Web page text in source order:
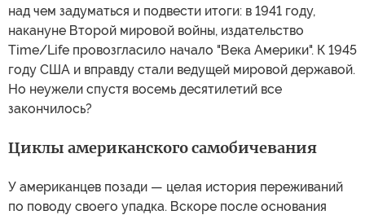
над чем задуматься и подвести итоги: в 1941 году,
накануне Второй мировой войны, издательство
Time/Life провозгласило начало "Века Америки". К 1945
году США и вправду стали ведущей мировой державой.
Но неужели спустя восемь десятилетий все
закончилось?
Циклы американского самобичевания
У американцев позади — целая история переживаний
по поводу своего упадка. Вскоре после основания